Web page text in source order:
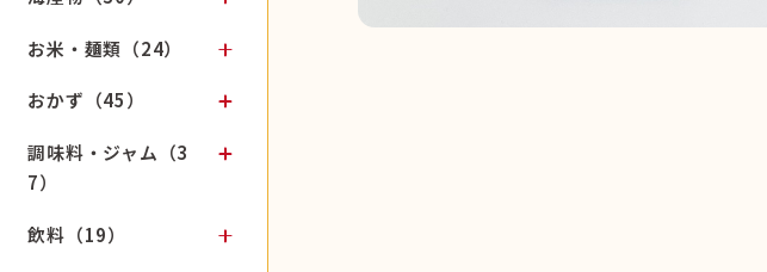
お米・麺類（24）
おかず（45）
調味料・ジャム（3
7）
飲料（19）